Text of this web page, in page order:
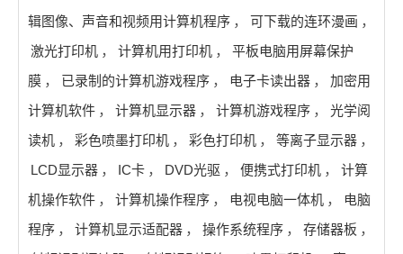
辑图像、声音和视频用计算机程序 ， 可下载的连环漫画 ，
激光打印机 ， 计算机用打印机 ，
平板电脑用屏幕保护
膜 ， 已录制的计算机游戏程序 ， 电子卡读出器 ，
加密用
计算机软件 ， 计算机显示器 ， 计算机游戏程序 ，
光学阅
读机 ， 彩色喷墨打印机 ， 彩色打印机 ， 等离子显示器 ，
LCD显示器 ， IC卡 ， DVD光驱 ， 便携式打印机 ，
计算
机操作软件 ， 计算机操作程序 ， 电视电脑一体机 ，
电脑
程序 ， 计算机显示适配器 ， 操作系统程序 ， 存储器板 ，